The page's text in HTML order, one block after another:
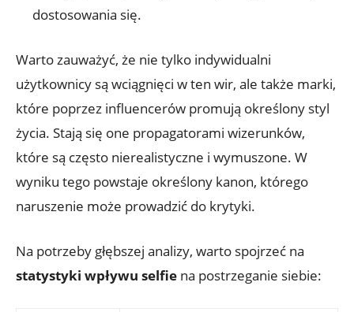
dostosowania się.
Warto zauważyć, że nie tylko indywidualni
użytkownicy są wciągnięci w ten⁣ wir, ale także marki,
które poprzez influencerów promują określony styl
życia. Stają się ⁤one propagatorami wizerunków,
które są często nierealistyczne i wymuszone. W
wyniku tego powstaje określony kanon, którego
naruszenie może prowadzić do krytyki.
Na⁣ potrzeby głębszej⁣ analizy, warto spojrzeć na
statystyki ⁢wpływu selfie na‌ postrzeganie siebie: